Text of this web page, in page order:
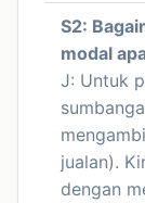
S2:
modal
J: Untuk
jualan).
dengan